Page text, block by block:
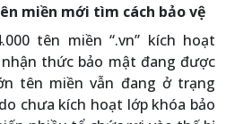
miền mới tìm cách bảo vệ
tên miền “.vn” kích hoạt
thức bảo mật đang được
tên miền vẫn đang ở trạng
chưa kích hoạt lớp khóa bảo